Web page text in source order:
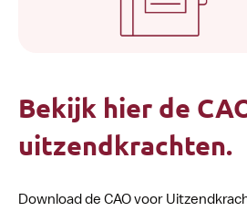
Bekijk hier de
uitzendkrachten.
Download de CAO voor